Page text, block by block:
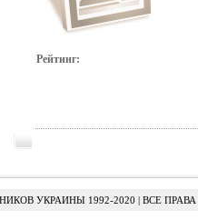
Рейтинг:
УКРАИНЫ 1992-2020 | ВСЕ